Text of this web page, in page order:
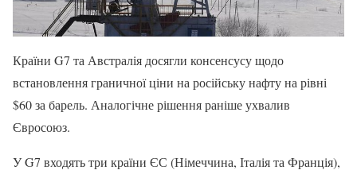
Країни G7 та Австралія досягли консенсусу щодо
встановлення граничної ціни на російську нафту на рівні
$60 за барель. Аналогічне рішення раніше ухвалив
Євросоюз.
У G7 входять три країни ЄС (Німеччина, Італія та Франція),